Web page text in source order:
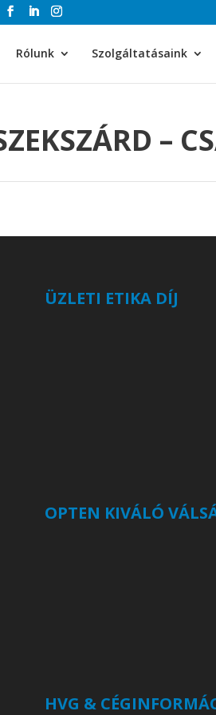
Rólunk Szolgáltatásaink
–
ÜZLETI ETIKA DÍJ
OPTEN KIVÁLÓ
HVG &